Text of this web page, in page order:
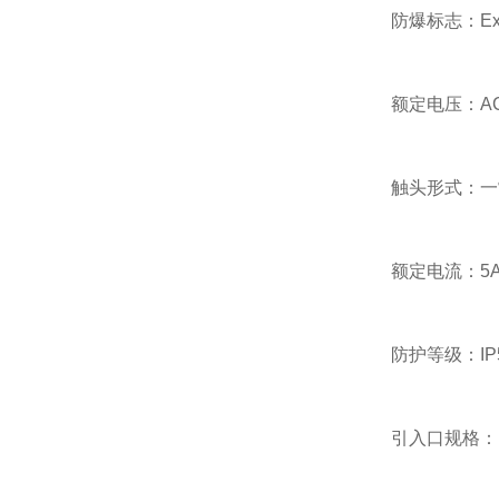
防爆标志：
额定电压：
触头形式：一
额定电流：
防护等级：
引入口规格：